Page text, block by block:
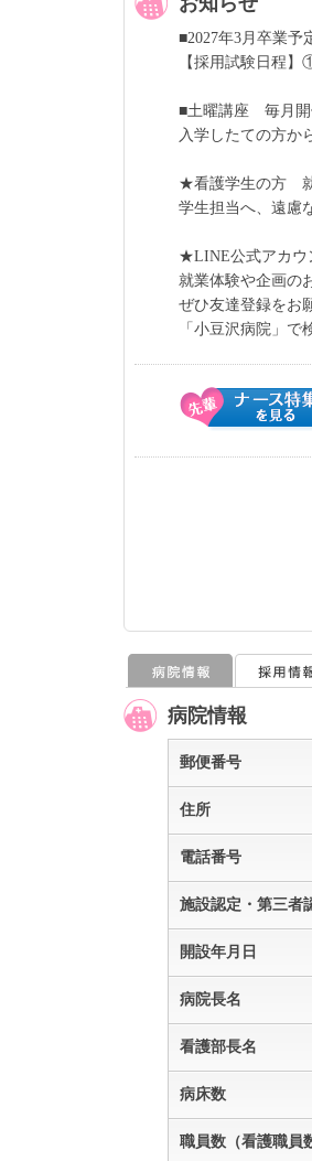
■2027年3月卒業
【採用試験日程
■土曜講座 毎月開
入学したての方か
★看護学生の方 就
学生担当へ、遠慮
★LINE公式アカウ
就業体験や企画の
ぜひ友達登録をお
「小豆沢病院」で
病院情報
郵便番号
住所
電話番号
施設認定・第三者
開設年月日
病院長名
看護部長名
病床数
職員数（看護職員